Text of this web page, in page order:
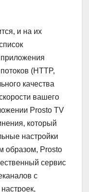
и на их
(HTTP,
качества
вашего
Prosto TV
который
настройки
образом, Prosto
сервис
с